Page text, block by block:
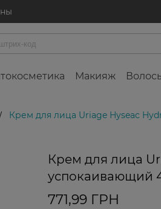
Макияж
Крем для лица Uriage Hyseac
Крем для лица
успокаивающий
771,99 ГРН